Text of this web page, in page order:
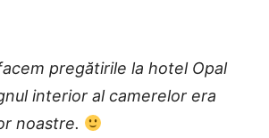
pregătirile la hotel Opal
interior al camerelor era
noastre.